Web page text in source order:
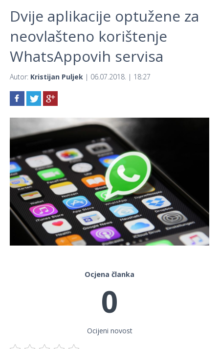
Dvije aplikacije optužene za
neovlašteno korištenje
WhatsAppovih servisa
Autor: Kristijan Puljek | 06.07.2018. | 18:27
Ocjena članka
0
Ocijeni novost